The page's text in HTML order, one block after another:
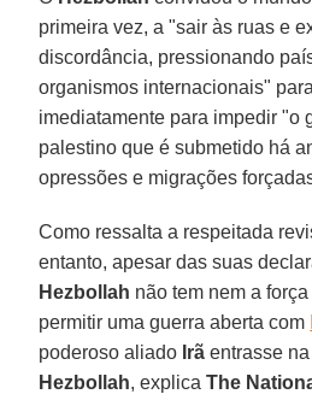
primeira vez, a "sair às ruas e
discordância, pressionando
organismos internacionais"
imediatamente para impedir "o
palestino que é submetido há
opressões e migrações
Como ressalta a respeitada
entanto, apesar das suas
Hezbollah não tem nem a
permitir uma guerra aberta com
poderoso aliado Irã entrasse
Hezbollah, explicaThe